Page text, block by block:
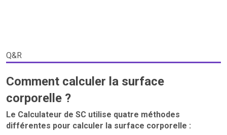
Q&R
Comment calculer la surface
corporelle ?
Le Calculateur de SC utilise quatre méthodes
différentes pour calculer la surface corporelle :